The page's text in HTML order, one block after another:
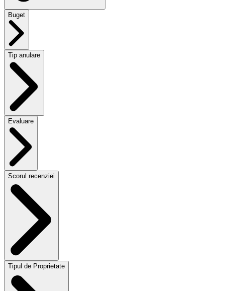
Buget
Tip anulare
Evaluare
Scorul recenziei
Tipul de Proprietate